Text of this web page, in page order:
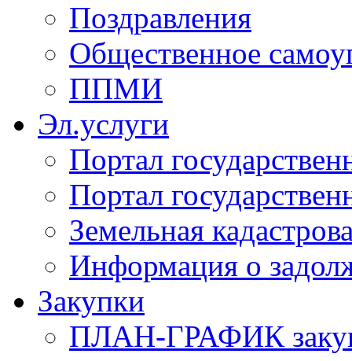
Поздравления
Общественное
ППМИ
Эл.услуги
Портал
Портал
Земельная
Информация о
Закупки
ПЛАН-ГРАФИК